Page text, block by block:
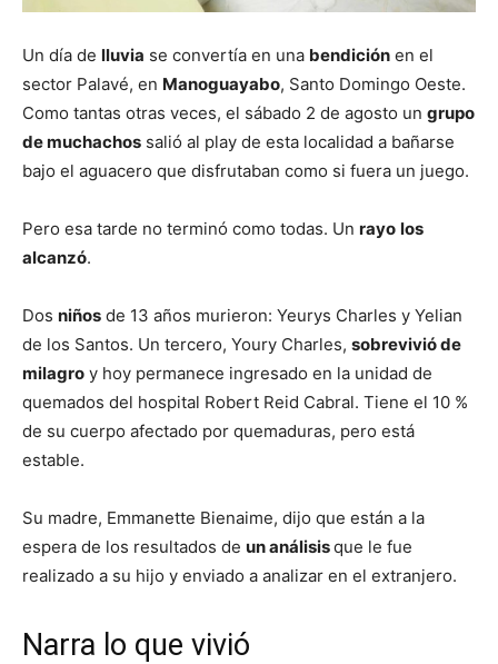
Un día de lluvia se convertía en una bendición en el
sector Palavé, en Manoguayabo, Santo Domingo Oeste.
Como tantas otras veces, el sábado 2 de agosto un grupo
de muchachos salió al play de esta localidad a bañarse
bajo el aguacero que disfrutaban como si fuera un juego.
Pero esa tarde no terminó como todas. Un rayo los
alcanzó.
Dos niños de 13 años murieron: Yeurys Charles y Yelian
de los Santos. Un tercero, Youry Charles, sobrevivió de
milagro y hoy permanece ingresado en la unidad de
quemados del hospital Robert Reid Cabral. Tiene el 10 %
de su cuerpo afectado por quemaduras, pero está
estable.
Su madre, Emmanette Bienaime, dijo que están a la
espera de los resultados de un análisisque le fue
realizado a su hijo y enviado a analizar en el extranjero.
Narra lo que vivió